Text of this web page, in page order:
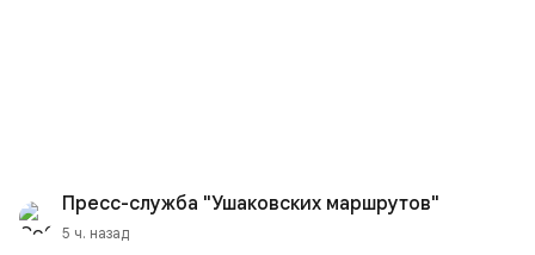
Пресс-служба "Ушаковских маршрутов"
5 ч. назад